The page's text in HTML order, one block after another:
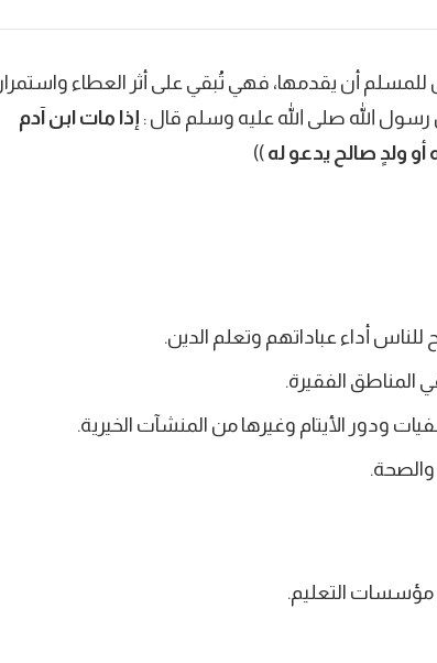
أن يقدمها، فهي تُبقي على أثر العطاء واستمرار
رسول الله صلى الله عليه وسلم قال : إذا مات ابن آدم
ولدٍ صالح يدعو له ))
أداء عباداتهم وتعلم الدين.
المناطق الفقيرة.
ودور الأيتام وغيرها من المنشآت الخيرية.
والصحة.
مؤسسات التعليم.